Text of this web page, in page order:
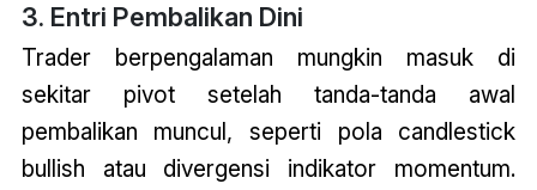
3. Entri Pembalikan Dini
Trader berpengalaman mungkin masuk di
sekitar pivot setelah tanda-tanda awal
pembalikan muncul, seperti pola candlestick
bullish atau divergensi indikator momentum.